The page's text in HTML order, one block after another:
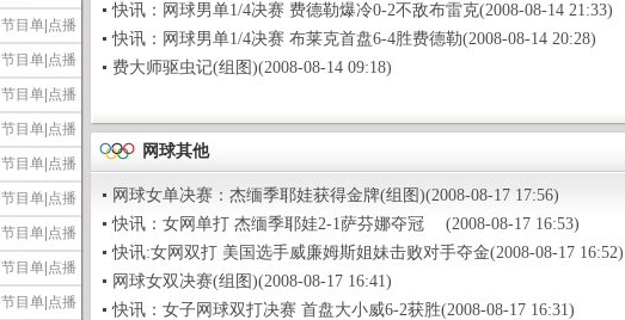
节目单 点播
节目单 点播
节目单 点播
节目单 点播
节目单 点播
节目单 点播
节目单 点播
节目单 点播
节目单 点播
快讯：网球男单1/4决赛 费德勒爆冷0-2不敌布雷克(2008-08-14 21:33)
快讯：网球男单1/4决赛 布莱克首盘6-4胜费德勒(2008-08-14 20:28)
费大师驱虫记(组图)(2008-08-14 09:18)
网球其他
网球女单决赛：杰缅季耶娃获得金牌(组图)(2008-08-17 17:56)
快讯：女网单打 杰缅季耶娃2-1萨芬娜夺冠 (2008-08-17 16:53)
快讯:女网双打 美国选手威廉姆斯姐妹击败对手夺金(2008-08-17 16:52)
网球女双决赛(组图)(2008-08-17 16:41)
快讯：女子网球双打决赛 首盘大小威6-2获胜(2008-08-17 16:31)